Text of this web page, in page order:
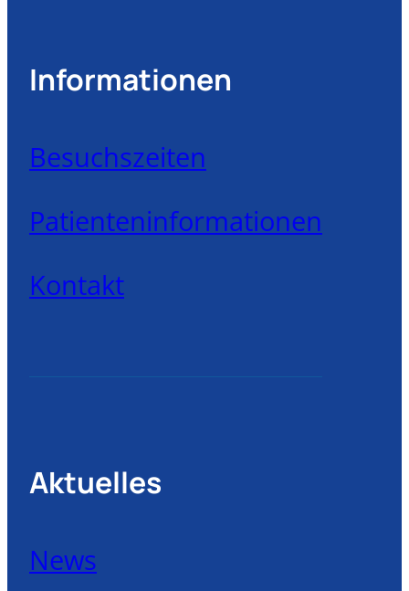
Informationen
Besuchszeiten
Patienteninformationen
Kontakt
Aktuelles
News